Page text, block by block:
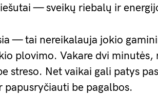
— sveikų riebalų ir
— tai nereikalauja jokio
plovimo. Vakare dvi
streso. Net vaikai gali patys
papusryčiauti be pagalbos.